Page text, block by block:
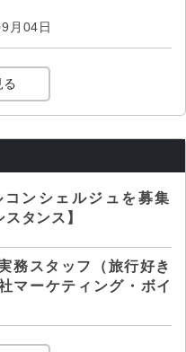
月04日
る
ンシェルジュを募集
タンス】
務スタッフ（旅行好き
マーケティング・ボイ